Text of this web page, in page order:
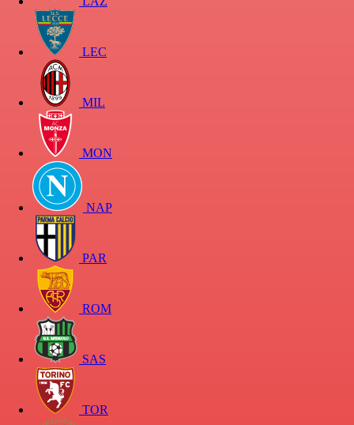
LEC
MIL
MON
NAP
PAR
ROM
SAS
TOR